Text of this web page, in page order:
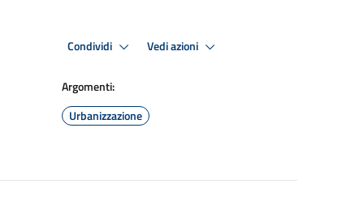
Condividi Vedi azioni
Argomenti:
Urbanizzazione